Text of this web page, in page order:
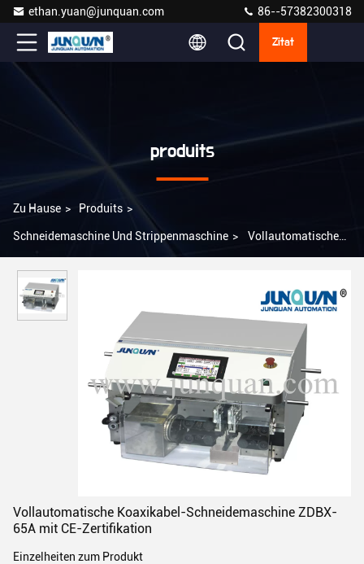
ethan.yuan@junquan.com 86--57382300318
Zitat
produits
Zu Hause > Produits >
Schneidemaschine Und Strippenmaschine > Vollautomatische
Vollautomatische Koaxikabel-Schneidemaschine ZDBX-
65A mit CE-Zertifikation
Einzelheiten zum Produkt